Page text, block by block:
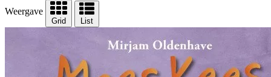
Weergave
Grid List